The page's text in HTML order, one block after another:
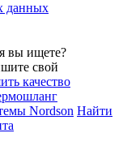
данных
вы ищете?
свой
качество
Nordson Найти